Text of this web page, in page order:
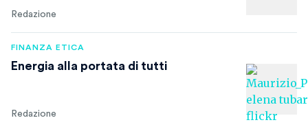
Redazione
FINANZA ETICA
Energia alla portata di tutti
Redazione